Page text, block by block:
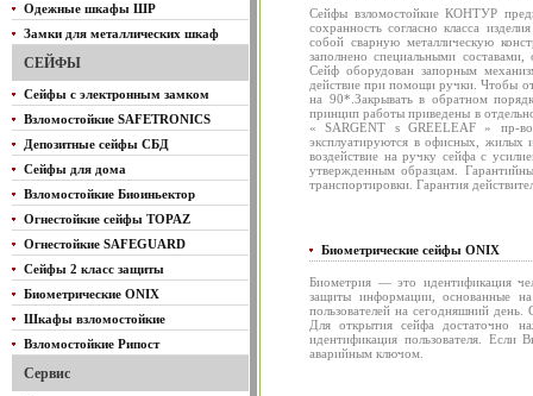
Одежные шкафы ШР
Замки для металлических шкаф
СЕЙФЫ
Сейфы с электронным замком
Взломостойкие SAFETRONICS
Депозитные сейфы СБД
Сейфы для дома
Взломостойкие Биоиньектор
Огнестойкие сейфы TOPAZ
Огнестойкие SAFEGUARD
Сейфы 2 класс защиты
Биометрические ONIX
Шкафы взломостойкие
Взломостойкие Рипост
Сервис
Сейфы взломостойкие КОНТУР
сохранность согласно класса
собой сварную металлическую
заполнено специальными
Сейф оборудован запорным
действие при помощи ручки. Чтобы
на 90*.Закрывать в обратном
принцип работы приведены в
« SARGENT s GREELEAF » пр-
эксплуатируются в офисных, жилых
воздействие на ручку сейфа с
утвержденным образцам.
транспортировки. Гарантия
Биометрические сейфы ONIX
Биометрия — это идентификация
защиты информации, основанные
пользователей на сегодняшний
Для открытия сейфа достаточно
идентификация пользователя. Если
аварийным ключом.